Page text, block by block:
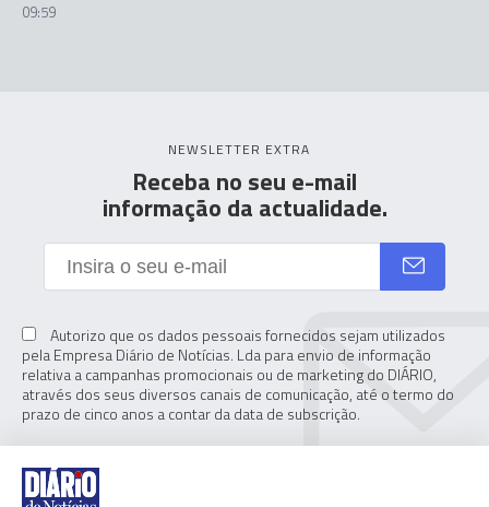
09:59
NEWSLETTER EXTRA
Receba no seu e-mail
informação da actualidade.
Autorizo que os dados pessoais fornecidos sejam utilizados
pela Empresa Diário de Notícias. Lda para envio de informação
relativa a campanhas promocionais ou de marketing do DIÁRIO,
através dos seus diversos canais de comunicação, até o termo do
prazo de cinco anos a contar da data de subscrição.